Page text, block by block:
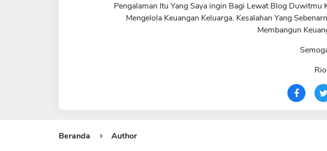
Pengalaman Itu Yang Saya ingin Bagi Lewat Blog Duwitmu
Mengelola Keuangan Keluarga. Kesalahan Yang
Membangun
Beranda Author